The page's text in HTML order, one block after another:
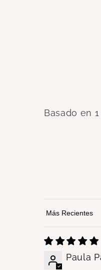
Basado en
Sort by
Paula